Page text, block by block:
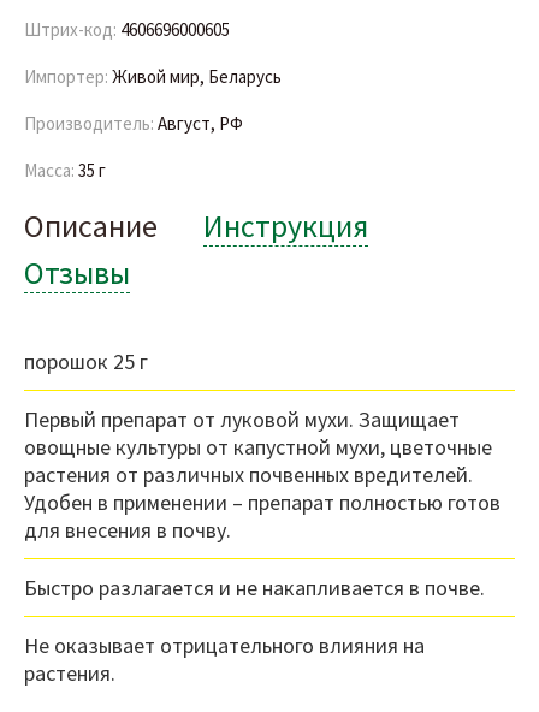
Штрих-код: 4606696000605
Импортер: Живой мир, Беларусь
Производитель: Август, РФ
Масса: 35 г
Описание
Инструкция
Отзывы
порошок 25 г
Первый препарат от луковой мухи. Защищает
овощные культуры от капустной мухи, цветочные
растения от различных почвенных вредителей.
Удобен в применении – препарат полностью готов
для внесения в почву.
Быстро разлагается и не накапливается в почве.
Не оказывает отрицательного влияния на
растения.